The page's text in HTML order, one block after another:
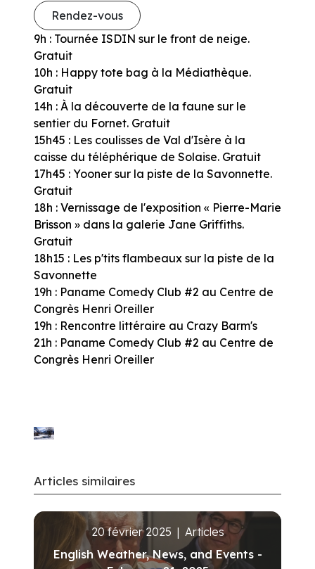
Rendez-vous
9h : Tournée ISDIN sur le front de neige.
Gratuit
10h : Happy tote bag à la Médiathèque.
Gratuit
14h : À la découverte de la faune sur le
sentier du Fornet. Gratuit
15h45 : Les coulisses de Val d'Isère à la
caisse du téléphérique de Solaise. Gratuit
17h45 : Yooner sur la piste de la Savonnette.
Gratuit
18h : Vernissage de l'exposition « Pierre-Marie
Brisson » dans la galerie Jane Griffiths.
Gratuit
18h15 : Les p'tits flambeaux sur la piste de la
Savonnette
19h : Paname Comedy Club #2 au Centre de
Congrès Henri Oreiller
19h : Rencontre littéraire au Crazy Barm's
21h : Paname Comedy Club #2 au Centre de
Congrès Henri Oreiller
Articles similaires
20 février 2025 | Articles
English Weather, News, and Events -